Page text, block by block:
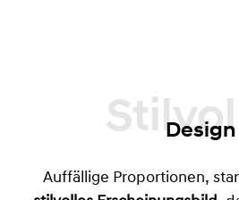
Design
Auffällige Proportionen,